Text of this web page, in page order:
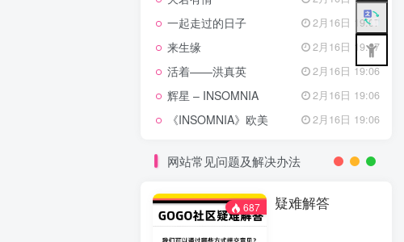
一起走过的日子 2月16日 19:07
来生缘 2月16日 19:07
活着——洪真英 2月16日 19:06
辉星 – INSOMNIA 2月16日 19:06
《INSOMNIA》欧美 2月16日 19:06
网站常见问题及解决办法
687 疑难解答